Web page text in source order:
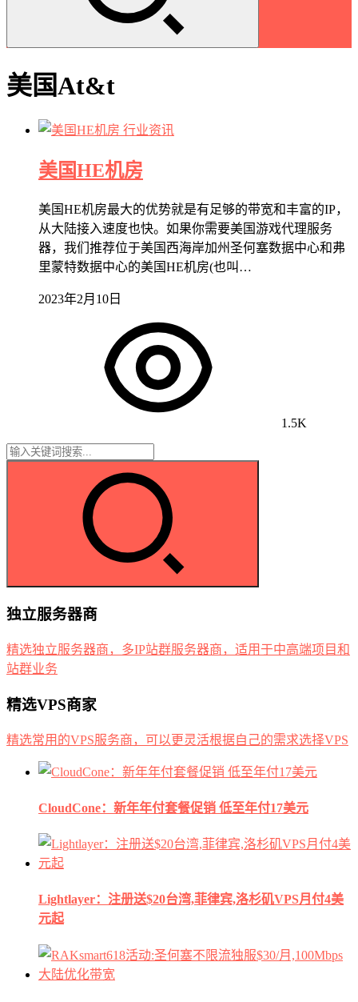
美国At&t
行业资讯
美国HE机房
美国HE机房最大的优势就是有足够的带宽和丰富的IP，
从大陆接入速度也快。如果你需要美国游戏代理服务
器，我们推荐位于美国西海岸加州圣何塞数据中心和弗
里蒙特数据中心的美国HE机房(也叫…
2023年2月10日
1.5K
独立服务器商
精选独立服务器商，多IP站群服务器商，适用于中高端项目和
站群业务
精选VPS商家
精选常用的VPS服务商，可以更灵活根据自己的需求选择VPS
CloudCone：新年年付套餐促销 低至年付17美元
Lightlayer：注册送$20台湾,菲律宾,洛杉矶VPS月付4美
元起